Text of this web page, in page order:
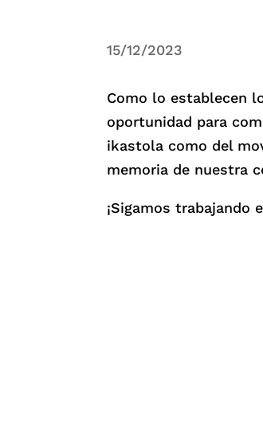
15/12/2023
Como lo establecen
oportunidad para
ikastola como del
memoria de nuestra
¡Sigamos trabajando